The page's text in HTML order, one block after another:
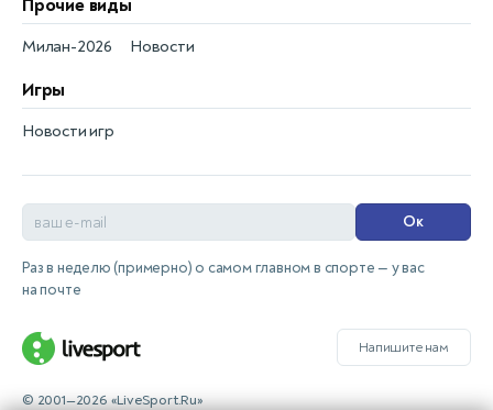
Прочие виды
Новости
Милан-2026
Игры
Новости игр
Ок
Раз в неделю (примерно) о самом главном в спорте — у вас
на почте
Напишите нам
© 2001—2026 «LiveSport.Ru»